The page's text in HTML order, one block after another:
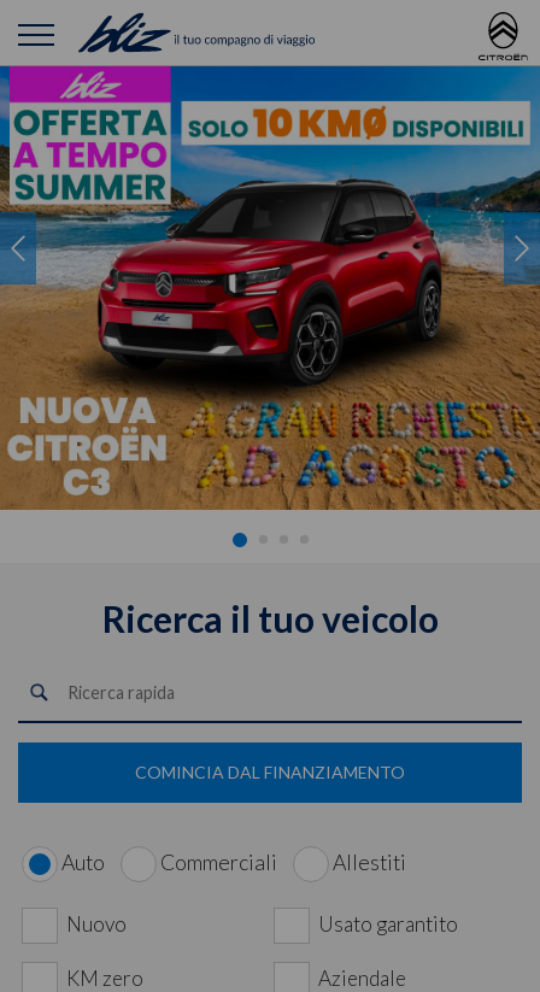
Ricerca il tuo veicolo
COMINCIA DAL FINANZIAMENTO
Auto Commerciali Allestiti
Nuovo Usato garantito
KM zero Aziendale